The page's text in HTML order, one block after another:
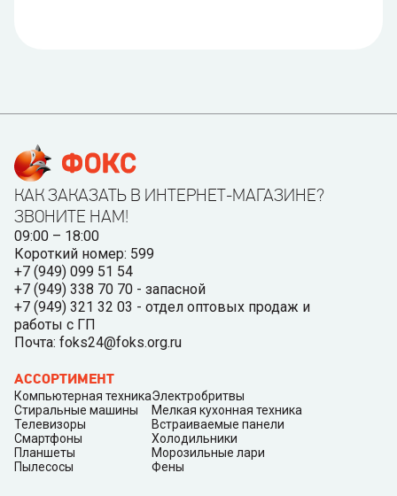
КАК ЗАКАЗАТЬ В ИНТЕРНЕТ-МАГАЗИНЕ?
ЗВОНИТЕ НАМ!
09:00 – 18:00
Короткий номер: 599
+7 (949) 099 51 54
+7 (949) 338 70 70 - запасной
+7 (949) 321 32 03 - отдел оптовых продаж и
работы с ГП
Почта: foks24@foks.org.ru
АССОРТИМЕНТ
Компьютерная техника
Стиральные машины
Телевизоры
Смартфоны
Планшеты
Пылесосы
Электробритвы
Мелкая кухонная техника
Встраиваемые панели
Холодильники
Морозильные лари
Фены